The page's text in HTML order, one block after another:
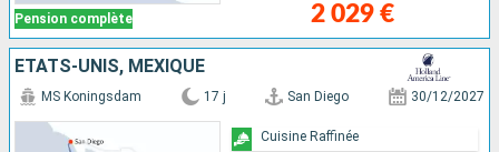
Pension complète 2 029 €
ÉTATS-UNIS, MEXIQUE
MS Koningsdam 17 j San Diego 30/12/2027
Cuisine Raffinée